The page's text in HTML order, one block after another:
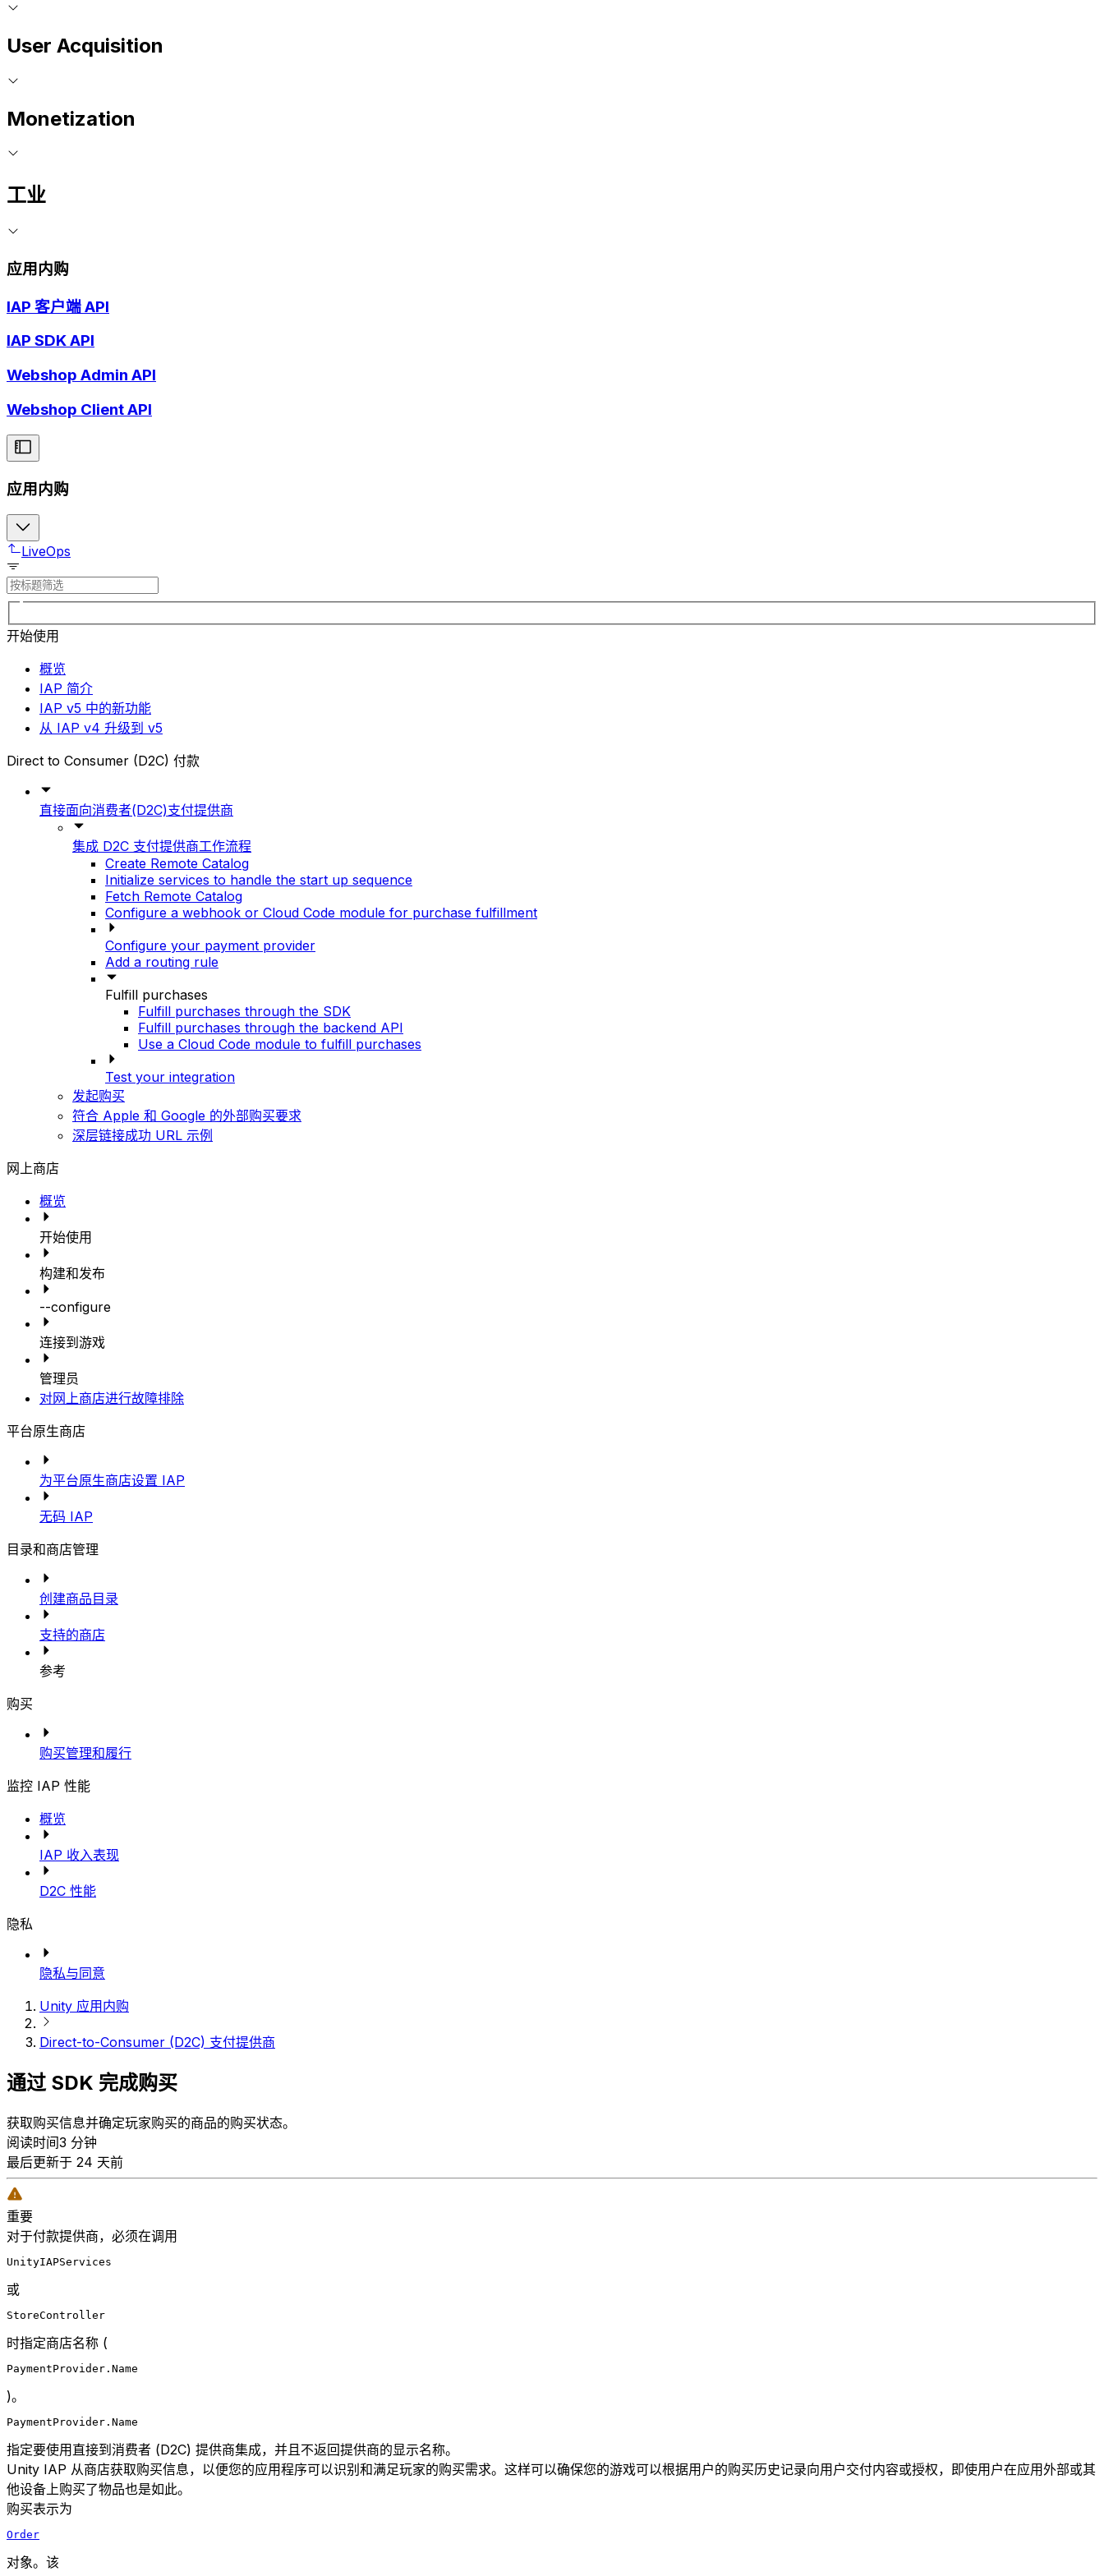
User Acquisition
Monetization
工业
应用内购
IAP 客户端 API
IAP SDK API
Webshop Admin API
Webshop Client API
应用内购
LiveOps
开始使用
概览
IAP 简介
IAP v5 中的新功能
从 IAP v4 升级到 v5
Direct to Consumer (D2C) 付款
直接面向消费者(D2C)支付提供商
集成 D2C 支付提供商工作流程
Create Remote Catalog
Initialize services to handle the start up sequence
Fetch Remote Catalog
Configure a webhook or Cloud Code module for purchase fulfillment
Configure your payment provider
Add a routing rule
Fulfill purchases
Fulfill purchases through the SDK
Fulfill purchases through the backend API
Use a Cloud Code module to fulfill purchases
Test your integration
发起购买
符合 Apple 和 Google 的外部购买要求
深层链接成功 URL 示例
网上商店
概览
开始使用
构建和发布
--configure
连接到游戏
管理员
对网上商店进行故障排除
平台原生商店
为平台原生商店设置 IAP
无码 IAP
目录和商店管理
创建商品目录
支持的商店
参考
购买
购买管理和履行
监控 IAP 性能
概览
IAP 收入表现
D2C 性能
隐私
隐私与同意
Unity 应用内购
Direct-to-Consumer (D2C) 支付提供商
通过 SDK 完成购买
获取购买信息并确定玩家购买的商品的购买状态。
阅读时间3 分钟
最后更新于 24 天前
重要
对于付款提供商，必须在调用
UnityIAPServices
或
StoreController
时指定商店名称 (
PaymentProvider.Name
)。
PaymentProvider.Name
指定要使用直接到消费者 (D2C) 提供商集成，并且不返回提供商的显示名称。
Unity IAP 从商店获取购买信息，以便您的应用程序可以识别和满足玩家的购买需求。这样可以确保您的游戏可以根据用户的购买历史记录向用户交付内容或授权，即使用户在应用外部或其
他设备上购买了物品也是如此。
购买表示为
Order
对象。该